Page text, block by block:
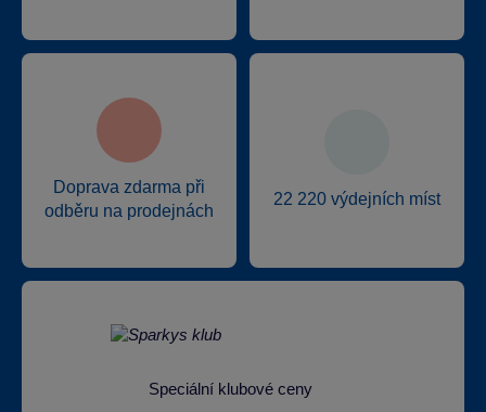
Doprava zdarma při
odběru na prodejnách
22 220 výdejních míst
Speciální klubové ceny